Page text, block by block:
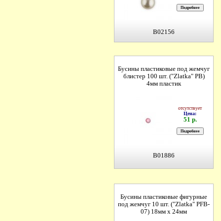
B02156
Бусины пластиковые под жемчуг
блистер 100 шт. ("Zlatka" PB)
4мм пластик
отсутствует
Цена:
51 р.
B01886
Бусины пластиковые фигурные
под жемчуг 10 шт. ("Zlatka" PFB-
07) 18мм х 24мм